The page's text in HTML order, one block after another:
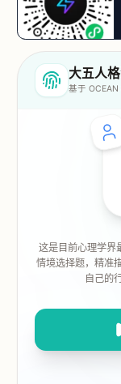
大五人
基于
这是目前心理学界
情境选择题，精准
自己的